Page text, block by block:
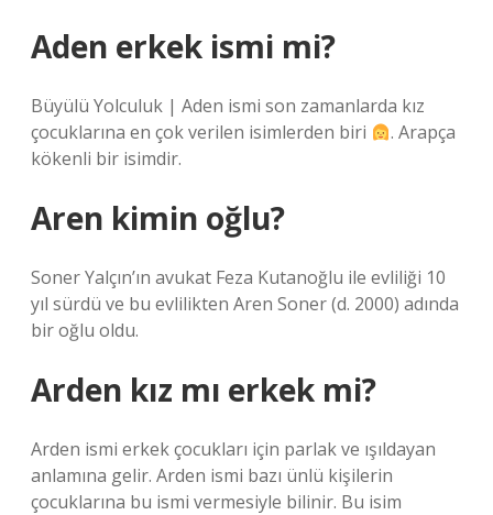
Aden erkek ismi mi?
Büyülü Yolculuk | Aden ismi son zamanlarda kız
çocuklarına en çok verilen isimlerden biri
. Arapça
kökenli bir isimdir.
Aren kimin oğlu?
Soner Yalçın’ın avukat Feza Kutanoğlu ile evliliği 10
yıl sürdü ve bu evlilikten Aren Soner (d. 2000) adında
bir oğlu oldu.
Arden kız mı erkek mi?
Arden ismi erkek çocukları için parlak ve ışıldayan
anlamına gelir. Arden ismi bazı ünlü kişilerin
çocuklarına bu ismi vermesiyle bilinir. Bu isim